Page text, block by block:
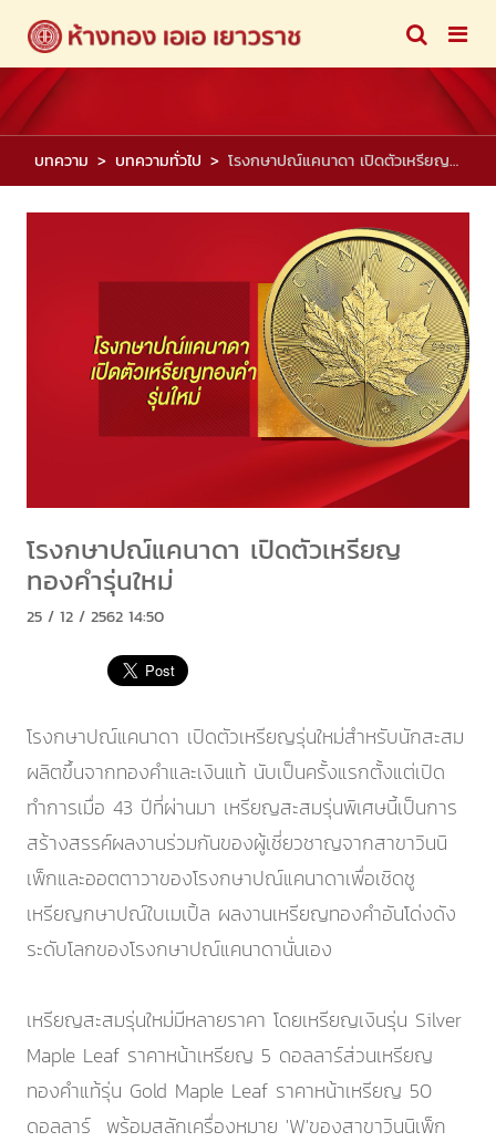
บทความ บทความทั่วไป โรงกษาปณ์แคนาดา เปิดตัวเหรียญทองคำรุ่นใหม่
โรงกษาปณ์แคนาดา เปิดตัวเหรียญ
ทองคำรุ่นใหม่
25 / 12 / 2562 14:50
โรงกษาปณ์แคนาดา เปิดตัวเหรียญรุ่นใหม่สำหรับนักสะสม
ผลิตขึ้นจากทองคำและเงินแท้ นับเป็นครั้งแรกตั้งแต่เปิด
ทำการเมื่อ 43 ปีที่ผ่านมา เหรียญสะสมรุ่นพิเศษนี้เป็นการ
สร้างสรรค์ผลงานร่วมกันของผู้เชี่ยวชาญจากสาขาวินนิ
เพ็กและออตตาวาของโรงกษาปณ์แคนาดาเพื่อเชิดชู
เหรียญกษาปณ์ใบเมเปิ้ล ผลงานเหรียญทองคำอันโด่งดัง
ระดับโลกของโรงกษาปณ์แคนาดานั่นเอง
เหรียญสะสมรุ่นใหม่มีหลายราคา โดยเหรียญเงินรุ่น Silver
Maple Leaf ราคาหน้าเหรียญ 5 ดอลลาร์ส่วนเหรียญ
ทองคำแท้รุ่น Gold Maple Leaf ราคาหน้าเหรียญ 50
ดอลลาร์ พร้อมสลักเครื่องหมาย 'W'ของสาขาวินนิเพ็ก